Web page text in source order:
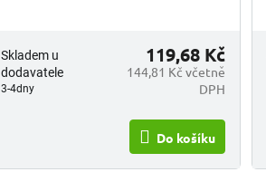
Skladem u
dodavatele
3-4dny
144,81 Kč včetně
DPH
119,68 Kč
Do košíku